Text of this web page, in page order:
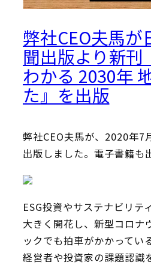
弊社CEO夫馬が
聞出版より新刊
わかる 2030年
た』を出版
弊社CEO夫馬が、2020年7
出版しました。電子書籍も
ESG投資やサステナビリテ
大きく開花し、新型コロナ
ックでも拍車がかかってい
経営者や投資家の課題認識